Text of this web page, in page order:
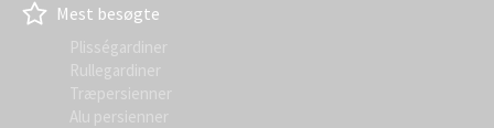
Mest besøgte
Plisségardiner
Rullegardiner
Træpersienner
Alu persienner